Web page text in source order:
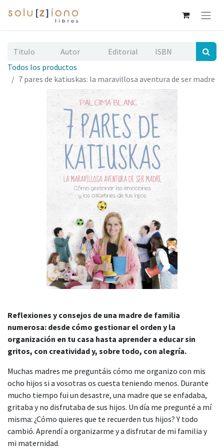
Todos los productos
7 pares de katiuskas: la maravillosa aventura de ser madre
Reflexiones y consejos de una madre de familia
numerosa: desde cómo gestionar el orden y la
organización en tu casa hasta aprender a educar sin
gritos, con creatividad y, sobre todo, con alegría.
Muchas madres me preguntáis cómo me organizo con mis
ocho hijos si a vosotras os cuesta teniendo menos. Durante
mucho tiempo fui un desastre, una madre que se enfadaba,
gritaba y no disfrutaba de sus hijos. Un día me pregunté a mí
misma: ¿Cómo quieres que te recuerden tus hijos? Y todo
cambió. Aprendí a organizarme y a disfrutar de mi familia y
mi maternidad.